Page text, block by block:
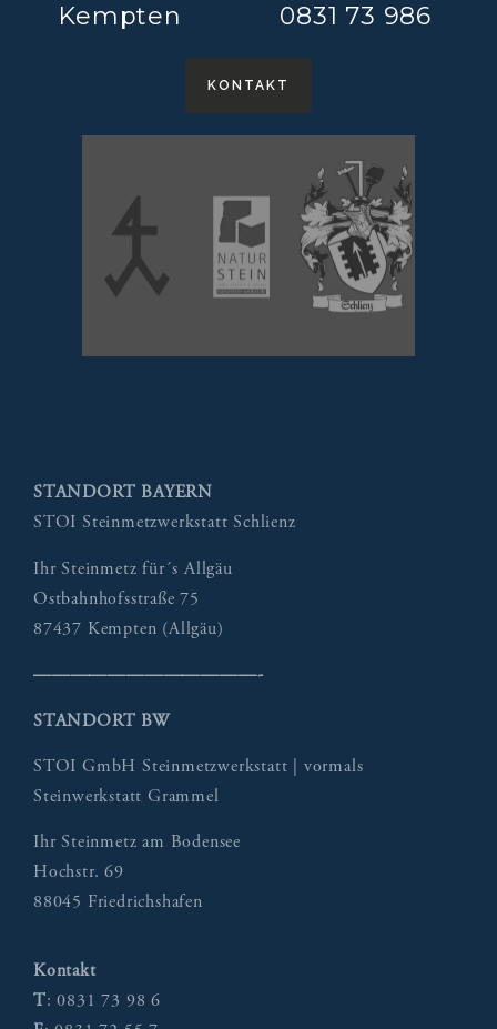
Kempten 0831 73 986
KONTAKT
STANDORT BAYERN
STOI Steinmetzwerkstatt Schlienz
Ihr Steinmetz für´s Allgäu
Ostbahnhofsstraße 75
87437 Kempten (Allgäu)
————————————-
STANDORT BW
STOI GmbH Steinmetzwerkstatt | vormals
Steinwerkstatt Grammel
Ihr Steinmetz am Bodensee
Hochstr. 69
88045 Friedrichshafen
Kontakt
T: 0831 73 98 6